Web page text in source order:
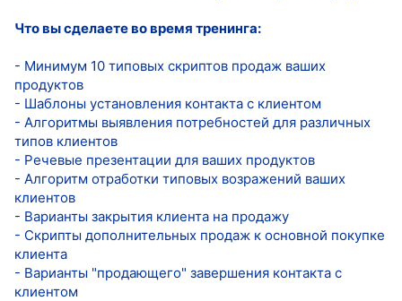
Что вы сделаете во время тренинга:
- Минимум 10 типовых скриптов продаж ваших
продуктов
- Шаблоны установления контакта с клиентом
- Алгоритмы выявления потребностей для различных
типов клиентов
- Речевые презентации для ваших продуктов
- Алгоритм отработки типовых возражений ваших
клиентов
- Варианты закрытия клиента на продажу
- Скрипты дополнительных продаж к основной покупке
клиента
- Варианты "продающего" завершения контакта с
клиентом